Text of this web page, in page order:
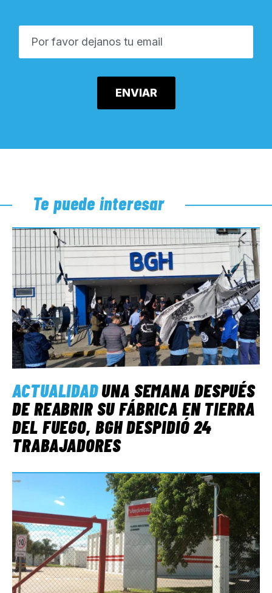
Te puede interesar
ACTUALIDADUNA SEMANA DESPUÉS
DE REABRIR SU FÁBRICA EN TIERRA
DEL FUEGO, BGH DESPIDIÓ 24
TRABAJADORES